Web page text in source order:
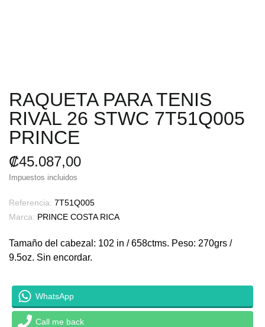
RAQUETA PARA TENIS
RIVAL 26 STWC 7T51Q005
PRINCE
₡45.087,00
Impuestos incluidos
Referencia: 7T51Q005
Marca: PRINCE COSTA RICA
Tamaño del cabezal: 102 in / 658ctms. Peso: 270grs /
9.5oz. Sin encordar.
WhatsApp
Call me back